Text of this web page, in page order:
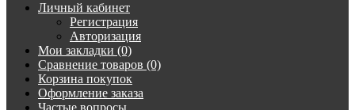
Личный кабинет
Регистрация
Авторизация
Мои закладки (0)
Сравнение товаров (0)
Корзина покупок
Оформление заказа
Частые вопросы